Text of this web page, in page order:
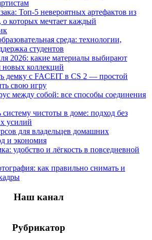
Топ-5 невероятных артефактов из
о которых мечтает каждый
среда: технологии,
студентов
2026: какие материалы выбирают
новых коллекций
демку с FACEIT в CS 2 — простой
свою игру
между собой: все способы соединения
чистоты в доме: подход без
усилий
для владельцев домашних
и экономия
удобство и лёгкость в повседневной
как правильно снимать и
Наш канал
Рубрикатор